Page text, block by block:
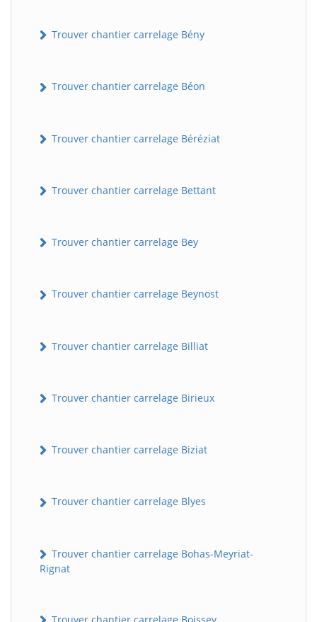
Trouver chantier carrelage Bény
Trouver chantier carrelage Béon
Trouver chantier carrelage Béréziat
Trouver chantier carrelage Bettant
Trouver chantier carrelage Bey
Trouver chantier carrelage Beynost
Trouver chantier carrelage Billiat
Trouver chantier carrelage Birieux
Trouver chantier carrelage Biziat
Trouver chantier carrelage Blyes
Trouver chantier carrelage Bohas-Meyriat-
Rignat